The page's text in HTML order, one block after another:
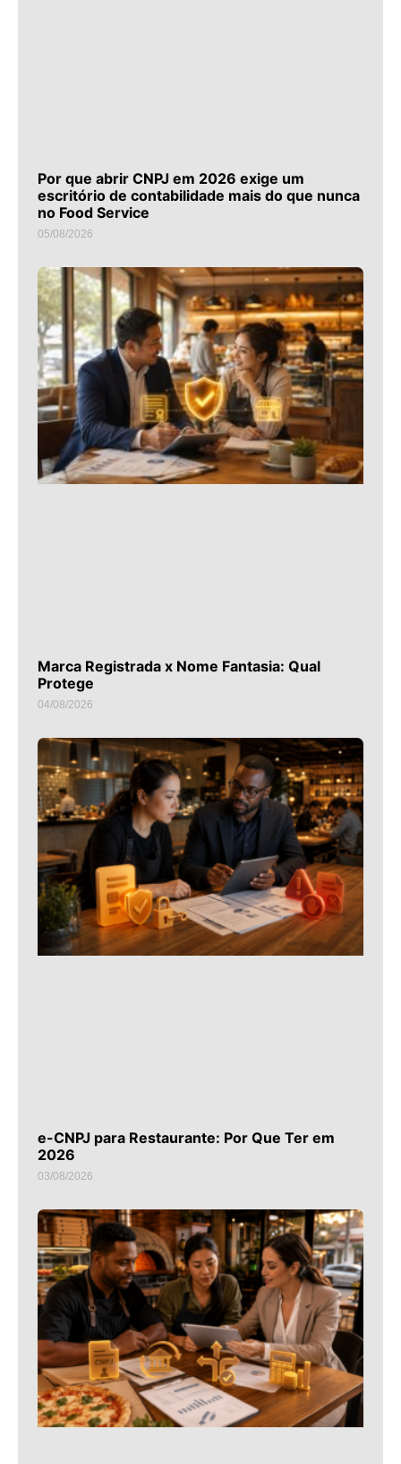
Por que abrir CNPJ em 2026 exige um
escritório de contabilidade mais do que nunca
no Food Service
05/08/2026
Marca Registrada x Nome Fantasia: Qual
Protege
04/08/2026
e-CNPJ para Restaurante: Por Que Ter em
2026
03/08/2026